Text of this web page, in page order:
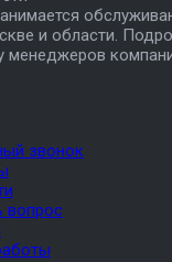
и области.
менеджеров
звонок
вопрос